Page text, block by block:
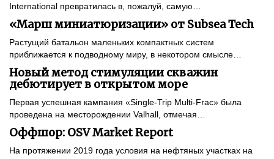
International превратилась в, пожалуй, самую…
«Марш миниатюризации» от Subsea Tech
Растущий батальон маленьких компактных систем
приближается к подводному миру, в некотором смысле…
Новый метод стимуляции скважин
дебютирует в открытом море
Первая успешная кампания «Single-Trip Multi-Frac» была
проведена на месторождении Valhall, отмечая…
Оффшор: OSV Market Report
На протяжении 2019 года условия на нефтяных участках на